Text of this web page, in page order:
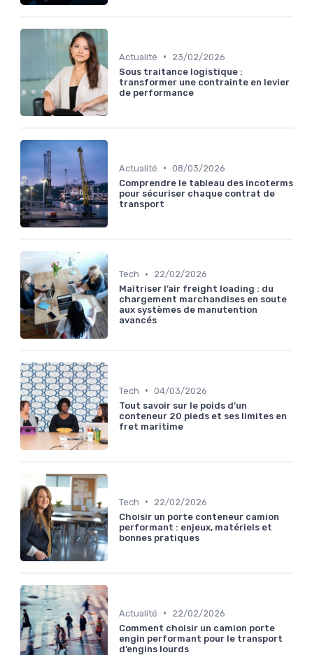
Actualité •
23/02/2026
Sous traitance logistique :
transformer une contrainte en levier
de performance
Actualité • 08/03/2026
Comprendre le tableau des incoterms
pour sécuriser chaque contrat de
transport
Tech •
22/02/2026
Maîtriser l’air freight loading : du
chargement marchandises en soute
aux systèmes de manutention
avancés
Tech • 04/03/2026
Tout savoir sur le poids d’un
conteneur 20 pieds et ses limites en
fret maritime
Tech •
22/02/2026
Choisir un porte conteneur camion
performant : enjeux, matériels et
bonnes pratiques
Actualité •
22/02/2026
Comment choisir un camion porte
engin performant pour le transport
d’engins lourds